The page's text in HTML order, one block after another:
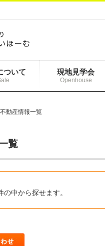
ついて 現地見学会
Openhouse
動産情報一覧
覧
の中から探せます。